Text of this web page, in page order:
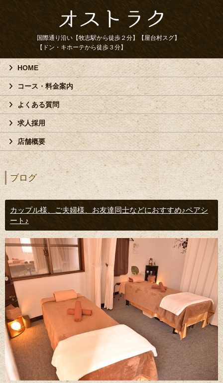
国際通り沿い【牧志駅から徒歩２分】【屋台村スグ】
【ドン・キホーテから徒歩３分】
HOME
コース・料金案内
よくある質問
求人採用
店舗概要
ブログ
カップル様、ご夫婦様、お友達同士などにおすすめ♪ペアシ
ート♪